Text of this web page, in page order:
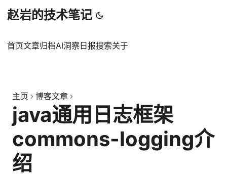
赵岩的技术笔记
首页文章归档AI洞察日报搜索关于
主页 博客文章
java通用日志框架
commons-logging介
绍